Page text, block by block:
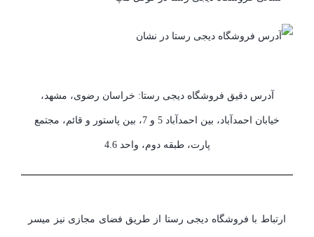
آدرس دقیق فروشگاه دیجی رستا: خراسان رضوی، مشهد،
خیابان احمدآباد، بین احمدآباد 5 و 7، بین پاستور و قائم، مجتمع
پارت، طبقه دوم، واحد 4.6
ارتباط با فروشگاه دیجی رستا از طریق فضای مجازی نیز میسر